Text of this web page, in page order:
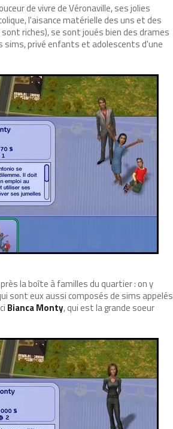
de vivre de Véronaville, ses jolies
l'aisance matérielle des uns et des
riches), se sont joués bien des drames
sims, privé enfants et adolescents d'une
la boîte à familles du quartier : on y
sont eux aussi composés de sims appelés
Bianca Monty, qui est la grande soeur